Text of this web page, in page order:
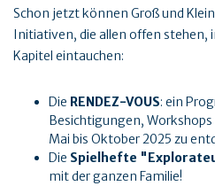
Schon jetzt können Groß und
Initiativen, die allen offen stehen,
Kapitel eintauchen:
Die RENDEZ-VOUS: ein
Besichtigungen,
Mai bis Oktober 2025 zu
Die Spielhefte
mit der ganzen Familie!